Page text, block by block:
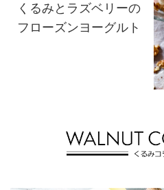
くるみとラズベリーの
フローズンヨーグルト